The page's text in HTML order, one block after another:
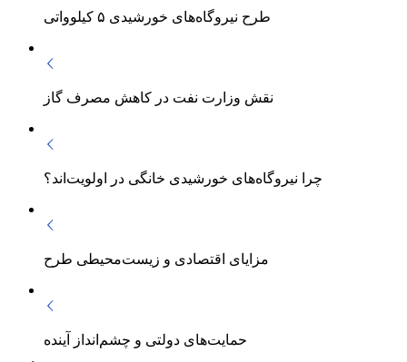
طرح نیروگاه‌های خورشیدی ۵ کیلوواتی
نقش وزارت نفت در کاهش مصرف گاز
چرا نیروگاه‌های خورشیدی خانگی در اولویت‌اند؟
مزایای اقتصادی و زیست‌محیطی طرح
حمایت‌های دولتی و چشم‌انداز آینده